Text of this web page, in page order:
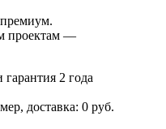
проектам —
гарантия 2 года
доставка: 0 руб.